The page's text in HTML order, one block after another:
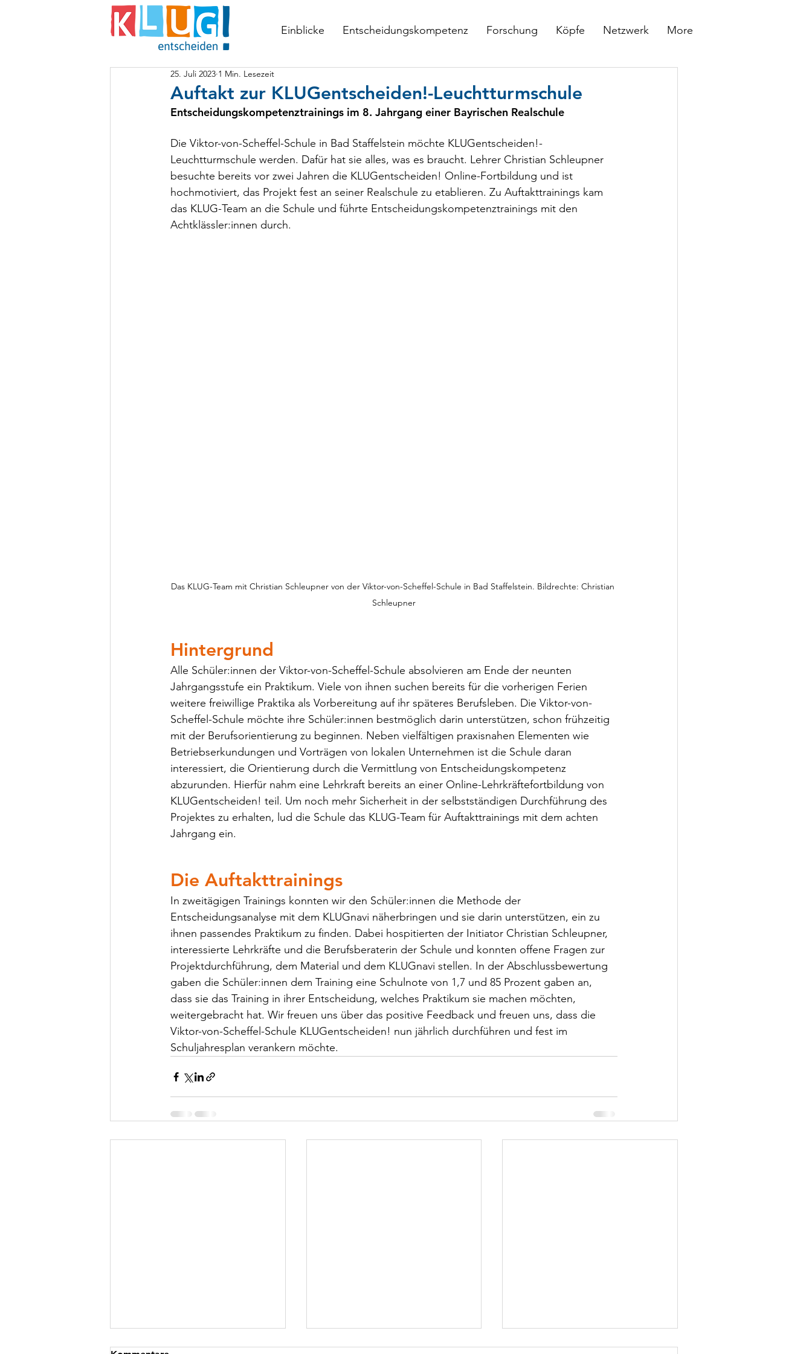
Einblicke Entscheidungskompetenz Forschung Köpfe Netzwerk More
Auftakt zur KLUGentscheiden!-Leuchtturmschule
25. Juli 2023 1 Min. Lesezeit
Entscheidungskompetenztrainings im 8. Jahrgang einer Bayrischen Realschule
Die Viktor-von-Scheffel-Schule in Bad Staffelstein möchte KLUGentscheiden!-
Leuchtturmschule werden. Dafür hat sie alles, was es braucht. Lehrer Christian Schleupner
besuchte bereits vor zwei Jahren die KLUGentscheiden! Online-Fortbildung und ist
hochmotiviert, das Projekt fest an seiner Realschule zu etablieren. Zu Auftakttrainings kam
das KLUG-Team an die Schule und führte Entscheidungskompetenztrainings mit den
Achtklässler:innen durch.
Das KLUG-Team mit Christian Schleupner von der Viktor-von-Scheffel-Schule in Bad Staffelstein. Bildrechte: Christian
Schleupner
Hintergrund
Alle Schüler:innen der Viktor-von-Scheffel-Schule absolvieren am Ende der neunten
Jahrgangsstufe ein Praktikum. Viele von ihnen suchen bereits für die vorherigen Ferien
weitere freiwillige Praktika als Vorbereitung auf ihr späteres Berufsleben. Die Viktor-von-
Scheffel-Schule möchte ihre Schüler:innen bestmöglich darin unterstützen, schon frühzeitig
mit der Berufsorientierung zu beginnen. Neben vielfältigen praxisnahen Elementen wie
Betriebserkundungen und Vorträgen von lokalen Unternehmen ist die Schule daran
interessiert, die Orientierung durch die Vermittlung von Entscheidungskompetenz
abzurunden. Hierfür nahm eine Lehrkraft bereits an einer Online-Lehrkräftefortbildung von
KLUGentscheiden! teil. Um noch mehr Sicherheit in der selbstständigen Durchführung des
Projektes zu erhalten, lud die Schule das KLUG-Team für Auftakttrainings mit dem achten
Jahrgang ein.
Die Auftakttrainings
In zweitägigen Trainings konnten wir den Schüler:innen die Methode der
Entscheidungsanalyse mit dem KLUGnavi näherbringen und sie darin unterstützen, ein zu
ihnen passendes Praktikum zu finden. Dabei hospitierten der Initiator Christian Schleupner,
interessierte Lehrkräfte und die Berufsberaterin der Schule und konnten offene Fragen zur
Projektdurchführung, dem Material und dem KLUGnavi stellen. In der Abschlussbewertung
gaben die Schüler:innen dem Training eine Schulnote von 1,7 und 85 Prozent gaben an,
dass sie das Training in ihrer Entscheidung, welches Praktikum sie machen möchten,
weitergebracht hat. Wir freuen uns über das positive Feedback und freuen uns, dass die
Viktor-von-Scheffel-Schule KLUGentscheiden! nun jährlich durchführen und fest im
Schuljahresplan verankern möchte.